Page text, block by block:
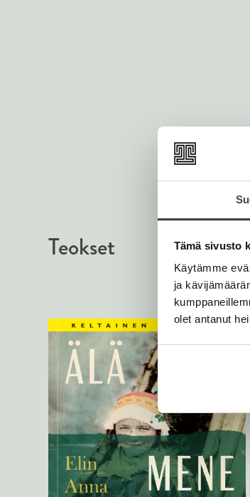
Tämä sivusto
Käytämme
ja
olet antanut
Teokset